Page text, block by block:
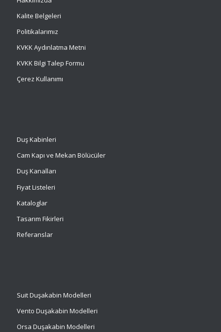
Kalite Belgeleri
Politikalarımız
KVKK Aydınlatma Metni
KVKK Bilgi Talep Formu
Çerez Kullanımı
Duş Kabinleri
Cam Kapı ve Mekan Bölücüler
Duş Kanalları
Fiyat Listeleri
Kataloglar
Tasarım Fikirleri
Referanslar
SuitDuşakabin Modelleri
Vento Duşakabin Modelleri
Orsa Duşakabin Modelleri